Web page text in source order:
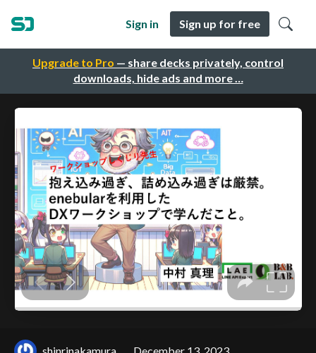
Upgrade to Pro — share decks privately, control
downloads, hide ads and more …
Sign in Sign up for free